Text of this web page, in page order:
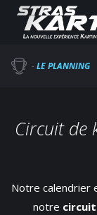
-LE PLANNING
Circuit de
Notre calendrier
notre